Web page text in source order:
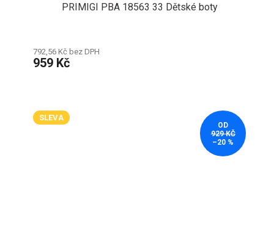
PRIMIGI PBA 18563 33 Dětské boty
792,56 Kč bez DPH
959 Kč
SLEVA
OD
929 KČ
–20 %